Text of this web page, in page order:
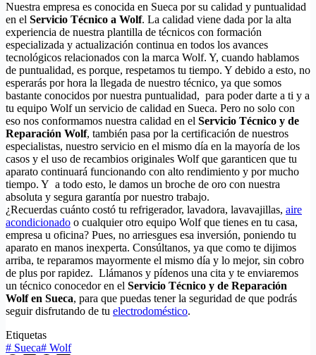
Nuestra empresa es conocida en Sueca por su calidad y puntualidad
en el Servicio Técnico a Wolf. La calidad viene dada por la alta
experiencia de nuestra plantilla de técnicos con formación
especializada y actualización continua en todos los avances
tecnológicos relacionados con la marca Wolf. Y, cuando hablamos
de puntualidad, es porque, respetamos tu tiempo. Y debido a esto, no
esperarás por hora la llegada de nuestro técnico, ya que somos
bastante conocidos por nuestra puntualidad, para poder darte a ti y a
tu equipo Wolf un servicio de calidad en Sueca. Pero no solo con
eso nos conformamos nuestra calidad en el Servicio Técnico y de
Reparación Wolf, también pasa por la certificación de nuestros
especialistas, nuestro servicio en el mismo día en la mayoría de los
casos y el uso de recambios originales Wolf que garanticen que tu
aparato continuará funcionando con alto rendimiento y por mucho
tiempo. Y a todo esto, le damos un broche de oro con nuestra
absoluta y segura garantía por nuestro trabajo.
¿Recuerdas cuánto costó tu refrigerador, lavadora, lavavajillas, aire
acondicionado o cualquier otro equipo Wolf que tienes en tu casa,
empresa u oficina? Pues, no arriesgues esa inversión, poniendo tu
aparato en manos inexperta. Consúltanos, ya que como te dijimos
arriba, te reparamos mayormente el mismo día y lo mejor, sin cobro
de plus por rapidez. Llámanos y pídenos una cita y te enviaremos
un técnico conocedor en el Servicio Técnico y de Reparación
Wolf en Sueca, para que puedas tener la seguridad de que podrás
seguir disfrutando de tu electrodoméstico.
Etiquetas
# Sueca# Wolf